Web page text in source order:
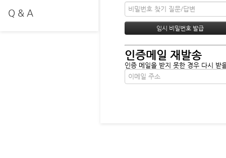
Q & A
인증메일 재발송
인증 메일을 받지 못한 경우 다시 받